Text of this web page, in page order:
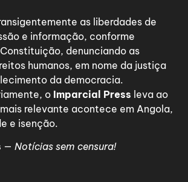
as liberdades de
e informação, conforme
denunciando as
humanos, em nome da justiça
da democracia.
o Imparcial Press leva ao
relevante acontece em Angola,
e isenção.
— Notícias sem censura!